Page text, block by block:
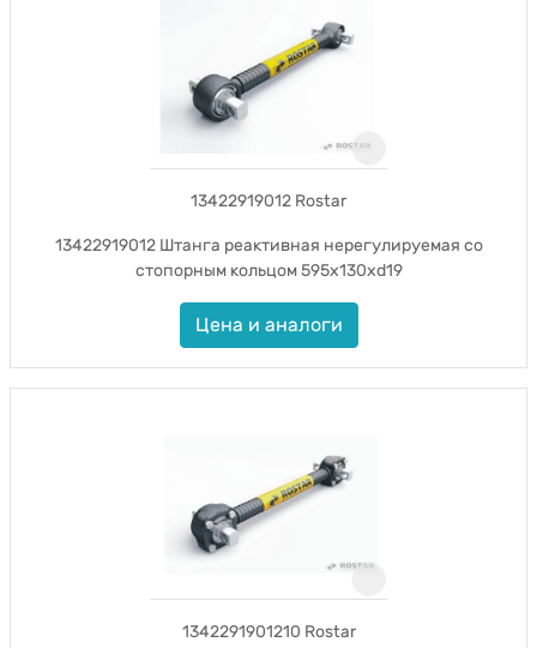
13422919012 Rostar
13422919012 Штанга реактивная нерегулируемая со
стопорным кольцом 595x130xd19
Цена и аналоги
1342291901210 Rostar